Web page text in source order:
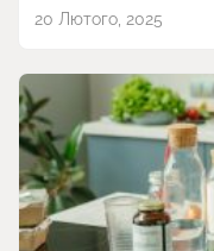
20 Лютого, 2025